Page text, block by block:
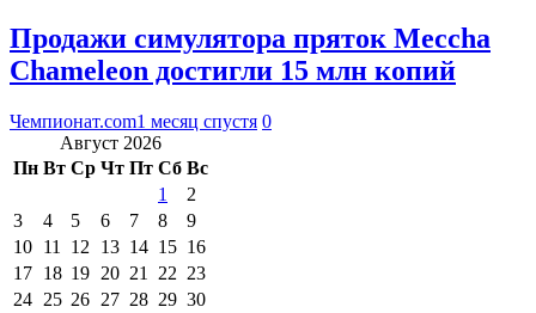
Продажи симулятора пряток Meccha
Chameleon достигли 15 млн копий
Чемпионат.com1 месяц спустя 0
Август 2026
Пн Вт Ср Чт Пт Сб Вс
1
2
3
4 5 6 7 8
9
10 11 12 13 14 15 16
17 18 19 20 21 22 23
24 25 26 27 28 29 30